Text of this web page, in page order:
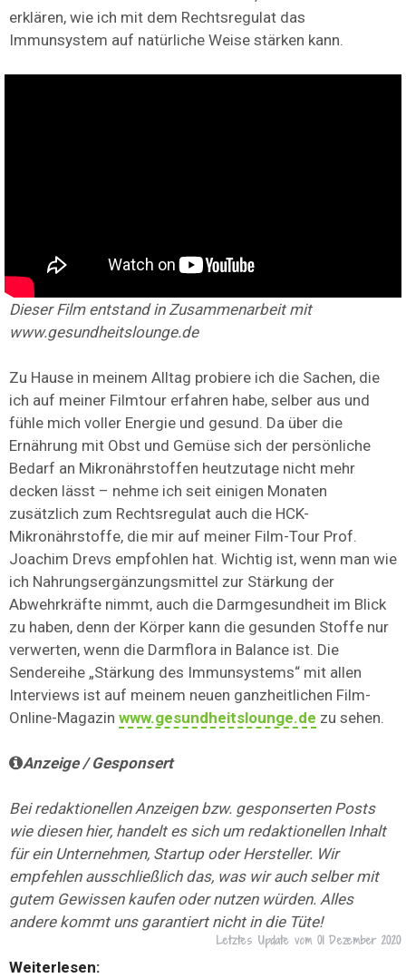
erklären, wie ich mit dem Rechtsregulat das
Immunsystem auf natürliche Weise stärken kann.
Dieser Film entstand in Zusammenarbeit mit
www.gesundheitslounge.de
Zu Hause in meinem Alltag probiere ich die Sachen, die
ich auf meiner Filmtour erfahren habe, selber aus und
fühle mich voller Energie und gesund. Da über die
Ernährung mit Obst und Gemüse sich der persönliche
Bedarf an Mikronährstoffen heutzutage nicht mehr
decken lässt – nehme ich seit einigen Monaten
zusätzlich zum Rechtsregulat auch die HCK-
Mikronährstoffe, die mir auf meiner Film-Tour Prof.
Joachim Drevs empfohlen hat. Wichtig ist, wenn man wie
ich Nahrungsergänzungsmittel zur Stärkung der
Abwehrkräfte nimmt, auch die Darmgesundheit im Blick
zu haben, denn der Körper kann die gesunden Stoffe nur
verwerten, wenn die Darmflora in Balance ist. Die
Sendereihe „Stärkung des Immunsystems“ mit allen
Interviews ist auf meinem neuen ganzheitlichen Film-
Online-Magazin www.gesundheitslounge.de zu sehen.
Anzeige / Gesponsert
Bei redaktionellen Anzeigen bzw. gesponserten Posts
wie diesen hier, handelt es sich um redaktionellen Inhalt
für ein Unternehmen, Startup oder Hersteller. Wir
empfehlen ausschließlich das, was wir auch selber mit
gutem Gewissen kaufen oder nutzen würden. Alles
andere kommt uns garantiert nicht in die Tüte!
Letztes Update vom 01 Dezember 2020
Weiterlesen: